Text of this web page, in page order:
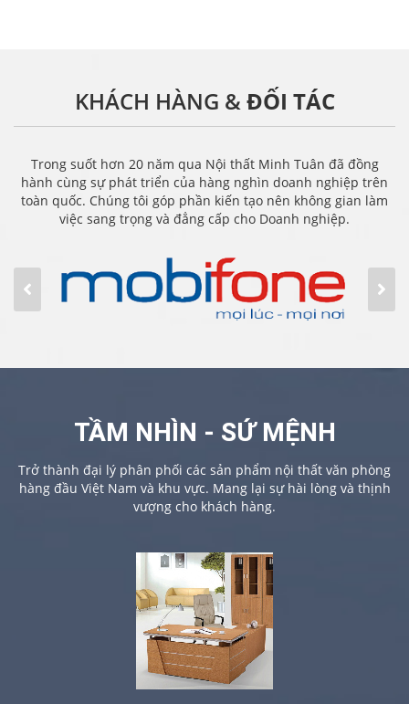
KHÁCH HÀNG &ĐỐI TÁC
Trong suốt hơn 20 năm qua Nội thất Minh Tuân đã đồng
hành cùng sự phát triển của hàng nghìn doanh nghiệp trên
toàn quốc. Chúng tôi góp phần kiến tạo nên không gian làm
việc sang trọng và đẳng cấp cho Doanh nghiệp.
TẦM NHÌN - SỨ MỆNH
Trở thành đại lý phân phối các sản phẩm nội thất văn phòng
hàng đầu Việt Nam và khu vực. Mang lại sự hài lòng và thịnh
vượng cho khách hàng.